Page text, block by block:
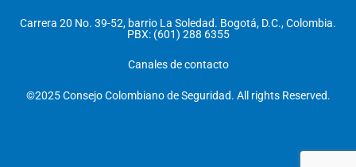
Carrera 20 No. 39-52, barrio La Soledad. Bogotá, D.C., Colombia.
PBX: (601) 288 6355
Canales de contacto
©2025 Consejo Colombiano de Seguridad. All rights Reserved.